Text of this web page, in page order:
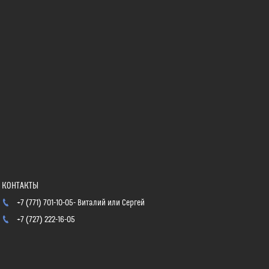
+7 (771) 701-10-05 Виталий или Сергей
+7 (727) 222-16-05